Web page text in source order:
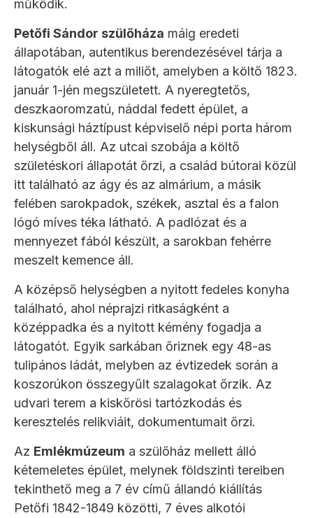
működik.
Petőfi Sándor szülőháza máig eredeti
állapotában, autentikus berendezésével tárja a
látogatók elé azt a miliőt, amelyben a költő 1823.
január 1-jén megszületett. A nyeregtetős,
deszkaoromzatú, náddal fedett épület, a
kiskunsági háztípust képviselő népi porta három
helységből áll. Az utcai szobája a költő
születéskori állapotát őrzi, a család bútorai közül
itt található az ágy és az almárium, a másik
felében sarokpadok, székek, asztal és a falon
lógó míves téka látható. A padlózat és a
mennyezet fából készült, a sarokban fehérre
meszelt kemence áll.
A középső helységben a nyitott fedeles konyha
található, ahol néprajzi ritkaságként a
középpadka és a nyitott kémény fogadja a
látogatót. Egyik sarkában őriznek egy 48-as
tulipános ládát, melyben az évtizedek során a
koszorúkon összegyűlt szalagokat őrzik. Az
udvari terem a kiskőrösi tartózkodás és
keresztelés relikviáit, dokumentumait őrzi.
Az Emlékmúzeum a szülőház mellett álló
kétemeletes épület, melynek földszinti tereiben
tekinthető meg a 7 év című állandó kiállítás
Petőfi 1842-1849 közötti, 7 éves alkotói